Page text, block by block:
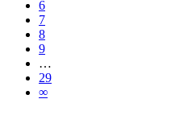
6
7
8
9
…
29
∞